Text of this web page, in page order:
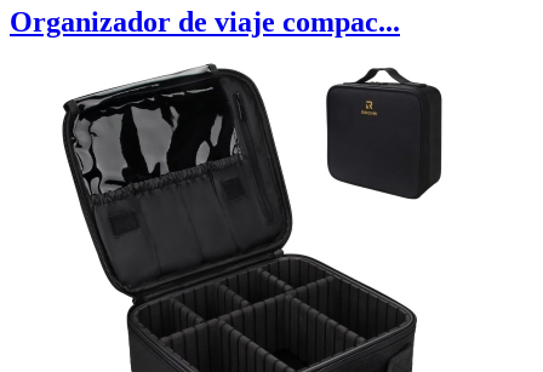
Organizador de viaje compac...